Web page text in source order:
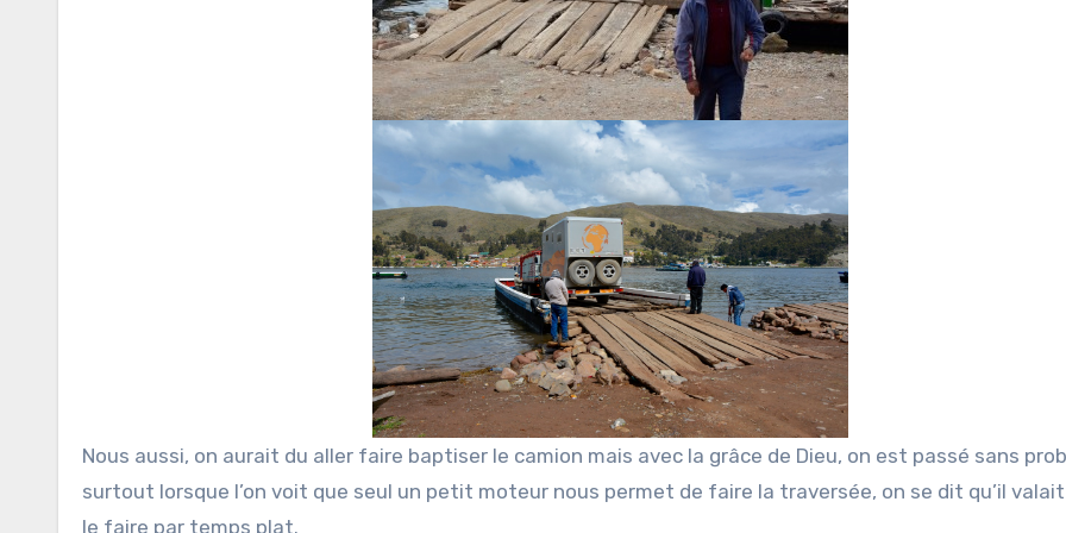
Nous aussi, on aurait du aller faire baptiser le camion mais avec la grâce de Dieu, on est passé sans
surtout lorsque l’on voit que seul un petit moteur nous permet de faire la traversée, on se dit qu’il
le faire par temps plat.